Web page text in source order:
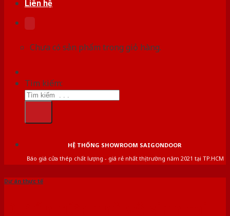
Liên hệ
Chưa có sản phẩm trong giỏ hàng.
Tìm kiếm:
HỆ THỐNG SHOWROOM SAIGONDOOR
Báo giá cửa thép chất lượng - giá rẻ nhất thị trường năm 2021 tại TP.HCM
Dự án thực tế